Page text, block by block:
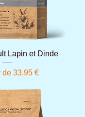
Lapin et Dinde
de 33,95 €